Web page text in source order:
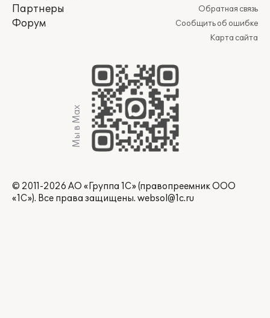
Партнеры
Форум
Обратная связь
Сообщить об ошибке
Карта сайта
Мы в Max
© 2011-2026 АО «Группа 1С» (правопреемник ООО
«1С»). Все права защищены. websol@1c.ru